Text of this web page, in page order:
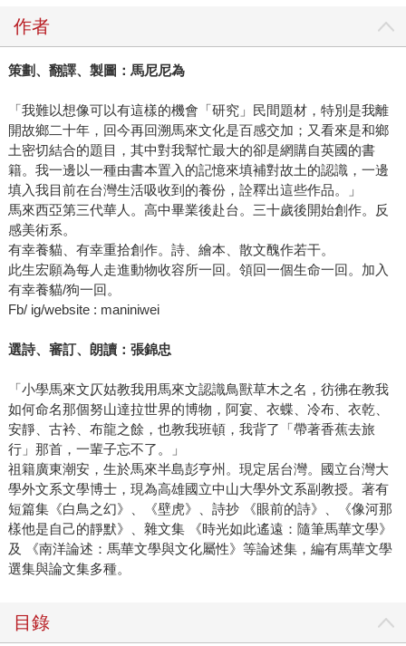
作者
策劃、翻譯、製圖：馬尼尼為
「我難以想像可以有這樣的機會「研究」民間題材，特別是我離
開故鄉二十年，回今再回溯馬來文化是百感交加；又看來是和鄉
土密切結合的題目，其中對我幫忙最大的卻是網購自英國的書
籍。我一邊以一種由書本置入的記憶來填補對故土的認識，一邊
填入我目前在台灣生活吸收到的養份，詮釋出這些作品。」
馬來西亞第三代華人。高中畢業後赴台。三十歲後開始創作。反
感美術系。
有幸養貓、有幸重拾創作。詩、繪本、散文醜作若干。
此生宏願為每人走進動物收容所一回。領回一個生命一回。加入
有幸養貓/狗一回。
Fb/ ig/website : maniniwei
選詩、審訂、朗讀：張錦忠
「小學馬來文仄姑教我用馬來文認識鳥獸草木之名，彷彿在教我
如何命名那個努山達拉世界的博物，阿宴、衣蝶、冷布、衣乾、
安靜、古衿、布龍之餘，也教我班頓，我背了「帶著香蕉去旅
行」那首，一輩子忘不了。」
祖籍廣東潮安，生於馬來半島彭亨州。現定居台灣。國立台灣大
學外文系文學博士，現為高雄國立中山大學外文系副教授。著有
短篇集《白鳥之幻》、《壁虎》、詩抄 《眼前的詩》、《像河那
樣他是自己的靜默》、雜文集 《時光如此遙遠：隨筆馬華文學》
及 《南洋論述：馬華文學與文化屬性》等論述集，編有馬華文學
選集與論文集多種。
目錄